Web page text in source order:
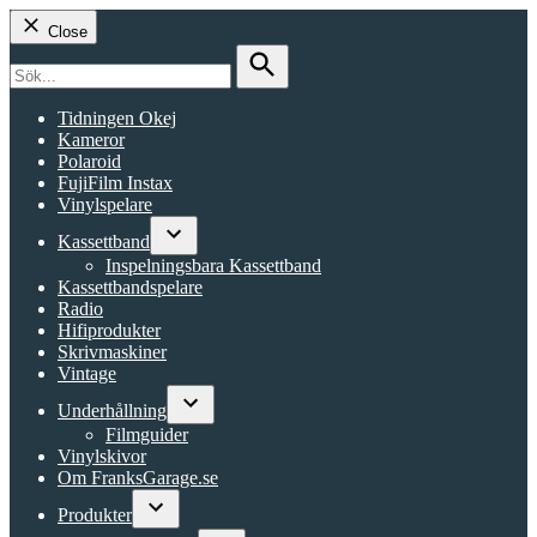
Close
for:
Search
Tidningen Okej
Kameror
Polaroid
FujiFilm Instax
Vinylspelare
Kassettband
Open
dropdown
menu
Inspelningsbara Kassettband
Kassettbandspelare
Radio
Hifiprodukter
Skrivmaskiner
Vintage
Underhållning
Open
Filmguider
Vinylskivor
Om FranksGarage.se
Produkter
Open